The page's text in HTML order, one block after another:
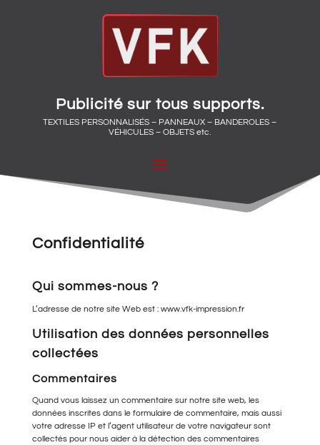
Publicité sur tous supports.
TEXTILES PERSONNALISÉS – PANNEAUX – BANDEROLES –
VÉHICULES – OBJETS etc.
Confidentialité
Qui sommes-nous ?
L’adresse de notre site Web est : www.vfk-impression.fr
Utilisation des données personnelles
collectées
Commentaires
Quand vous laissez un commentaire sur notre site web, les
données inscrites dans le formulaire de commentaire, mais aussi
votre adresse IP et l’agent utilisateur de votre navigateur sont
collectés pour nous aider à la détection des commentaires